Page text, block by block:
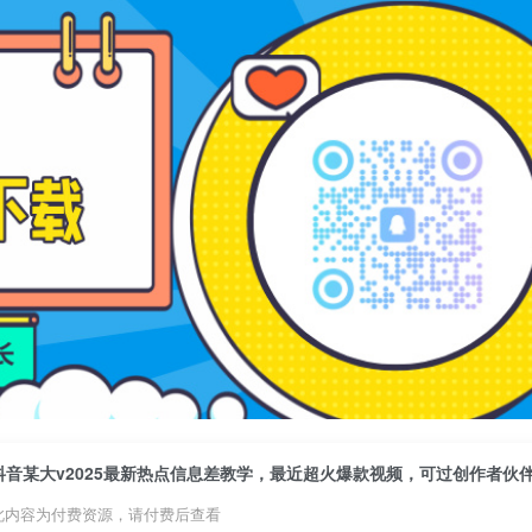
音某大v2025最新热点信息差教学，最近超火爆款视频，可过创作者伙
内容为付费资源，请付费后查看